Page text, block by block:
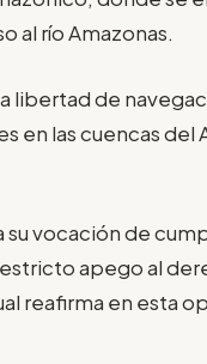
al río Amazonas.
libertad de
en las cuencas del
vocación de
apego al
reafirma en esta